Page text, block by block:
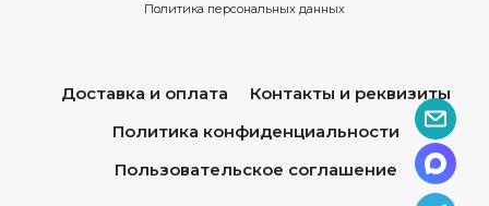
Политика персональных данных
Доставка и оплата
Контакты и реквизиты
Политика конфиденциальности
Пользовательское соглашение